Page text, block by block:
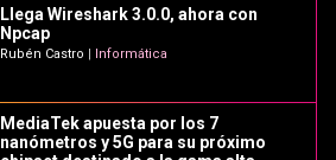
Llega Wireshark 3.0.0, ahora con
Npcap
Rubén Castro | Informática
MediaTek apuesta por los 7
nanómetros y 5G para su próximo